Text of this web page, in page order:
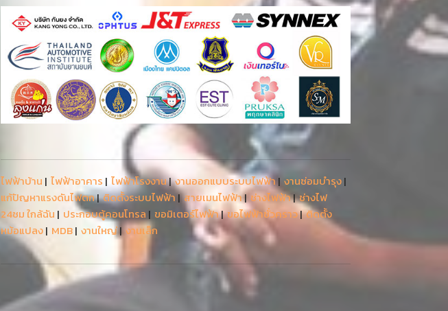
ไฟฟ้าบ้าน | ไฟฟ้าอาคาร | ไฟฟ้าโรงงาน|งานออกแบบระบบไฟฟ้า| งานซ่อมบำรุง|
แก้ปัญหาแรงดันไฟตก|ติดตั้งระบบไฟฟ้า|สายเมนไฟฟ้า| ช่างไฟฟ้า|ช่างไฟ
24ชม ใกล้ฉัน | ประกอบตู้คอนโทรล | ขอมิเตอร์ไฟฟ้า|ขอไฟฟ้าชั่วคราว|ติดตั้ง
หม้อแปลง| MDB| งานใหญ่| งานเล็ก